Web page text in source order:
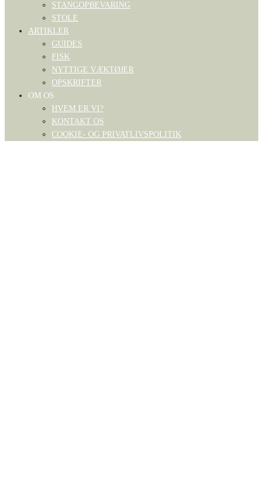
STANGOPBEVARING
STOLE
ARTIKLER
GUIDES
FISK
NYTTIGE VÆKTØJER
OPSKRIFTER
OM OS
HVEM ER VI?
KONTAKT OS
COOKIE- OG PRIVATLIVSPOLITIK